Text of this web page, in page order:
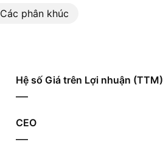
Các phân khúc
Hệ số Giá trên Lợi nhuận (TTM)
—
CEO
—